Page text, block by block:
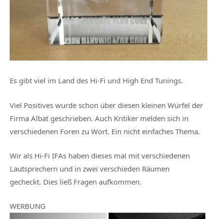
Es gibt viel im Land des Hi-Fi und High End Tunings.
Viel Positives wurde schon über diesen kleinen Würfel der
Firma Albat geschrieben. Auch Kritiker melden sich in
verschiedenen Foren zu Wort. Ein nicht einfaches Thema.
Wir als Hi-Fi IFAs haben dieses mal mit verschiedenen
Lautsprechern und in zwei verschieden Räumen
gecheckt. Dies ließ Fragen aufkommen.
WERBUNG